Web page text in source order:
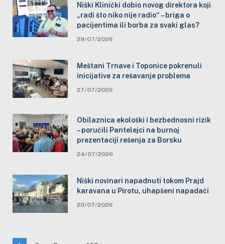
Niški Klinički dobio novog direktora koji
„radi što niko nije radio“ – briga o
pacijentima ili borba za svaki glas?
29/07/2026
Meštani Trnave i Toponice pokrenuli
inicijative za rešavanje problema
27/07/2026
Obilaznica ekološki i bezbednosni rizik
– poručili Pantelejci na burnoj
prezentaciji rešenja za Borsku
24/07/2026
Niški novinari napadnuti tokom Prajd
karavana u Pirotu, uhapšeni napadači
20/07/2026